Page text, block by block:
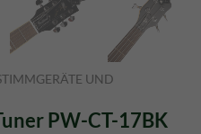
UND
PW-CT-17BK